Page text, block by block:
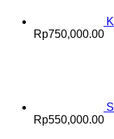
Rp750,000.00
Rp550,000.00